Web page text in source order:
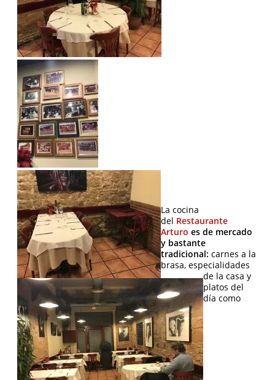
La cocina
del Restaurante
Arturo es de mercado
y bastante
tradicional: carnes a la
brasa, especialidades
de la casa y
platos del
día como